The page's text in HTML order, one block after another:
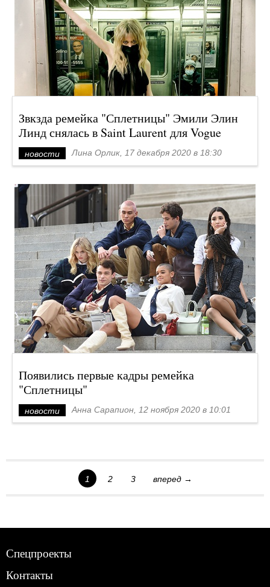
Звкзда ремейка "Сплетницы" Эмили Элин
Линд снялась в Saint Laurent для Vogue
новости Лина Орлик, 17 декабря 2020 в 18:30
Появились первые кадры ремейка
"Сплетницы"
новости Анна Сарапион, 12 ноября 2020 в 10:01
1 2 3 вперед →
Спецпроекты
Контакты